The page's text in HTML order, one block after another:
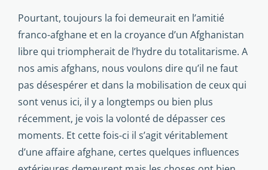
Pourtant, toujours la foi demeurait en l’amitié
franco-afghane et en la croyance d’un Afghanistan
libre qui triompherait de l’hydre du totalitarisme. A
nos amis afghans, nous voulons dire qu’il ne faut
pas désespérer et dans la mobilisation de ceux qui
sont venus ici, il y a longtemps ou bien plus
récemment, je vois la volonté de dépasser ces
moments. Et cette fois-ci il s’agit véritablement
d’une affaire afghane, certes quelques influences